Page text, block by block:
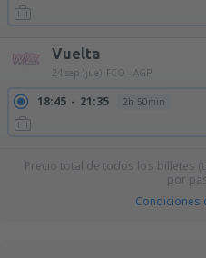
Vuelta
24 sep (jue) FCO - AGP
18:45 21:35 2h 50min
Precio total de todos los billetes
por
Condiciones